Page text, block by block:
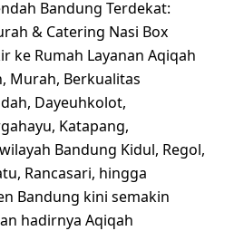
Bandung Terdekat:
& Catering Nasi Box
ke Rumah Layanan Aqiqah
Murah, Berkualitas
Dayeuhkolot,
Katapang,
Bandung Kidul, Regol,
Rancasari, hingga
Bandung kini semakin
hadirnya Aqiqah